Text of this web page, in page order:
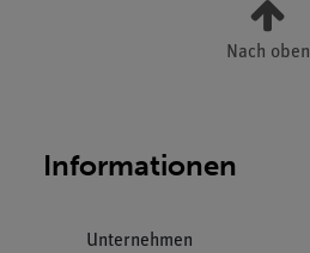
Nach oben
Informationen
Unternehmen